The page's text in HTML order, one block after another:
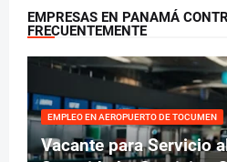
EMPRESAS EN PANAMÁ
FRECUENTEMENTE
EMPLEO EN AEROPUERTO DE TOCUMEN
Vacante para Servicio